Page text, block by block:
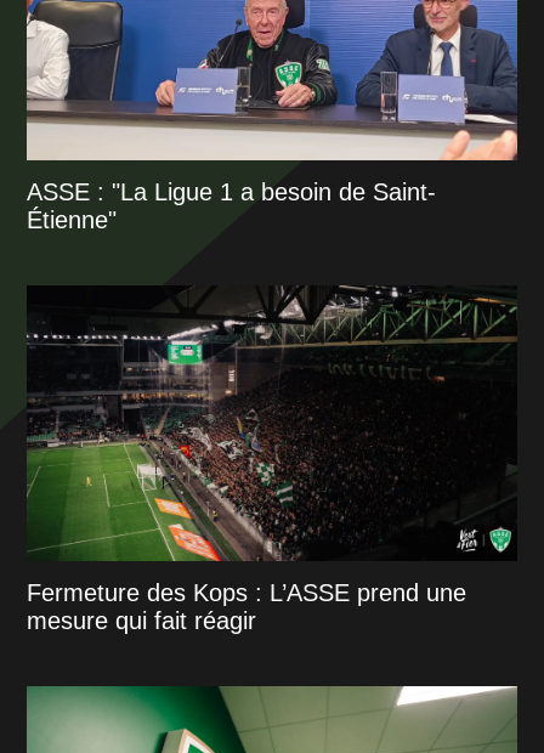
ASSE : "La Ligue 1 a besoin de Saint-
Étienne"
Fermeture des Kops : L’ASSE prend une
mesure qui fait réagir